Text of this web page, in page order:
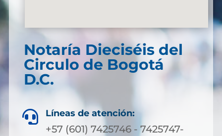
Notaría Dieciséis del
Circulo de Bogotá
D.C.
 Líneas de atención:
+57 (601) 7425746 - 7425747-